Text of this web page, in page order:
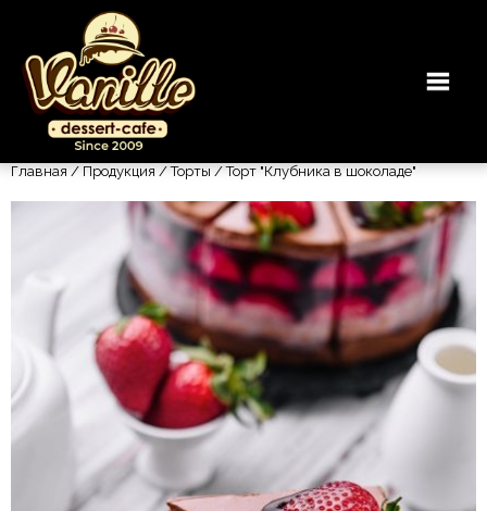
Главная/Продукция/Торты/ Торт "Клубника в шоколаде"